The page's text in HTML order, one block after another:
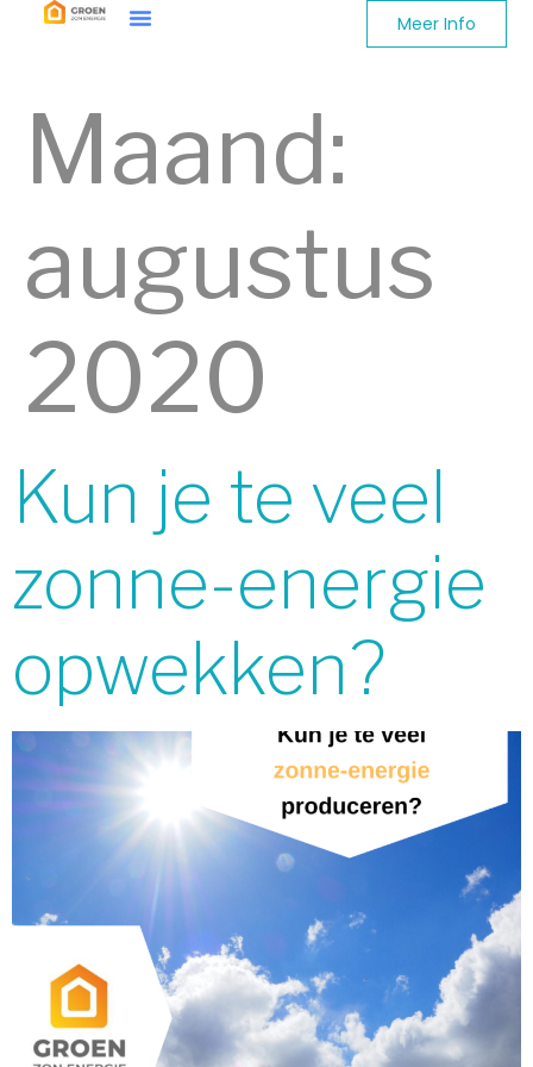
Meer Info
Maand:
augustus
2020
Kun je te veel
zonne-energie
opwekken?